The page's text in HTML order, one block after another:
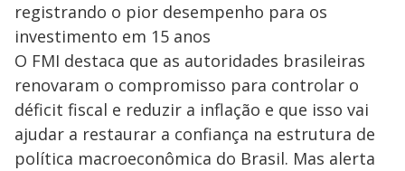
registrando o pior desempenho para os
investimento em 15 anos
O FMI destaca que as autoridades brasileiras
renovaram o compromisso para controlar o
déficit fiscal e reduzir a inflação e que isso vai
ajudar a restaurar a confiança na estrutura de
política macroeconômica do Brasil. Mas alerta